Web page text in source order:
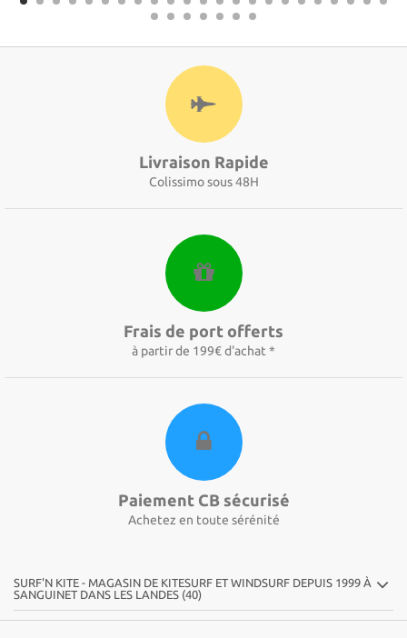
Livraison Rapide
Colissimo sous 48H
Frais de port offerts
à partir de 199€ d'achat *
Paiement CB sécurisé
Achetez en toute sérénité
SURF'N KITE - MAGASIN DE KITESURF ET WINDSURF DEPUIS 1999 À
SANGUINET DANS LES LANDES (40)